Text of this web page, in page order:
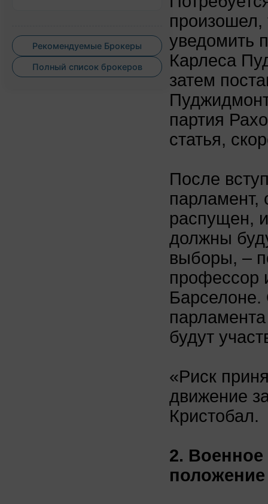
Рекомендуемые Брокеры
Полный список брокеров
произошел,
уведомить
Карлеса
затем
партия
статья,
После
парламент,
распущен,
должны
выборы, –
профессор
будут
«Риск
движение
Кристобал.
2.
положение